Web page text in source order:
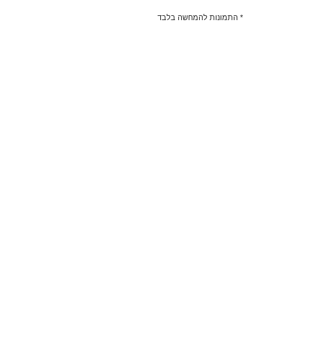
* התמונות להמחשה בלבד